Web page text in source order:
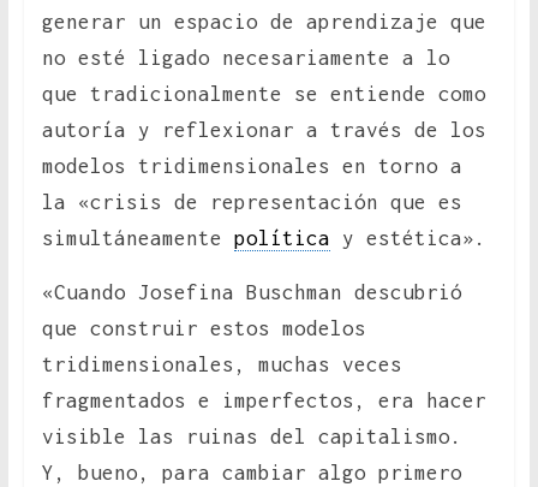
generar un espacio de aprendizaje que
no esté ligado necesariamente a lo
que tradicionalmente se entiende como
autoría y reflexionar a través de los
modelos tridimensionales en torno a
la «crisis de representación que es
simultáneamente política y estética».
«Cuando Josefina Buschman descubrió
que construir estos modelos
tridimensionales, muchas veces
fragmentados e imperfectos, era hacer
visible las ruinas del capitalismo.
Y, bueno, para cambiar algo primero